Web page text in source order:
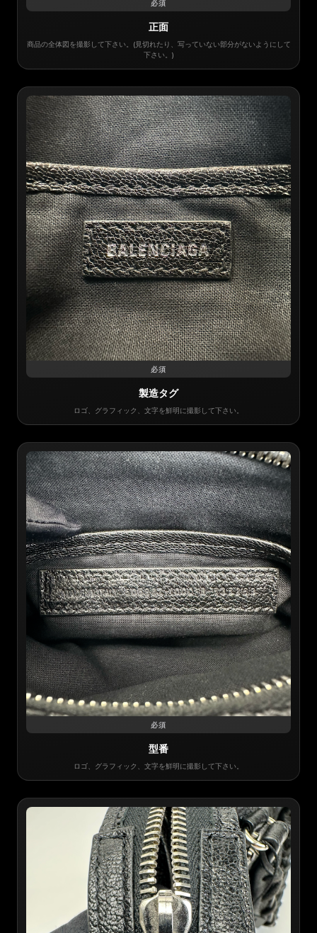
必須
正面
商品の全体図を撮影して下さい。(見切れたり、写っていない部分がないようにして
下さい。)
必須
製造タグ
ロゴ、グラフィック、文字を鮮明に撮影して下さい。
必須
型番
ロゴ、グラフィック、文字を鮮明に撮影して下さい。